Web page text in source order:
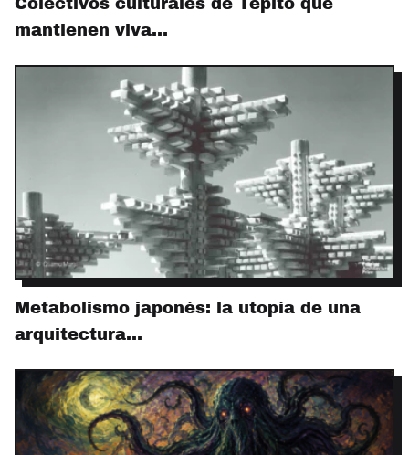
mantienen viva…
Metabolismo japonés: la utopía de una
arquitectura…